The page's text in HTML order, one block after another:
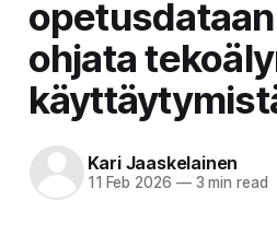
ohjata
Kari Jaaskelainen
11 Feb 2026 —3 min read